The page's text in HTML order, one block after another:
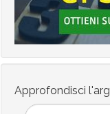
Approfondisci